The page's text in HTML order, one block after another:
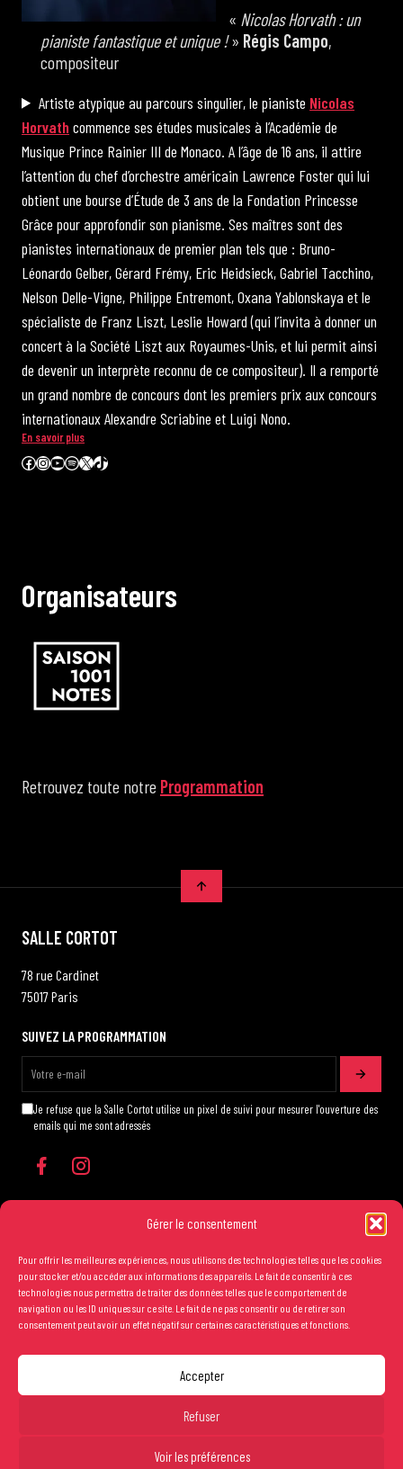
Gérer le consentement
Pour offrir les meilleures expériences, nous utilisons des technologies telles que les cookies
pour stocker et/ou accéder aux informations des appareils. Le fait de consentir à ces
technologies nous permettra de traiter des données telles que le comportement de
navigation ou les ID uniques sur ce site. Le fait de ne pas consentir ou de retirer son
consentement peut avoir un effet négatif sur certaines caractéristiques et fonctions.
Accepter
Refuser
Voir les préférences
« Nicolas Horvath : un
pianiste fantastique et unique !» Régis Campo,
compositeur
Artiste atypique au parcours singulier, le pianiste Nicolas
Horvath commence ses études musicales à l’Académie de
Musique Prince Rainier III de Monaco. A l’âge de 16 ans, il attire
l’attention du chef d’orchestre américain Lawrence Foster qui lui
obtient une bourse d’Étude de 3 ans de la Fondation Princesse
Grâce pour approfondir son pianisme. Ses maîtres sont des
pianistes internationaux de premier plan tels que : Bruno-
Léonardo Gelber, Gérard Frémy, Eric Heidsieck, Gabriel Tacchino,
Nelson Delle-Vigne, Philippe Entremont, Oxana Yablonskaya et le
spécialiste de Franz Liszt, Leslie Howard (qui l’invita à donner un
concert à la Société Liszt aux Royaumes-Unis, et lui permit ainsi
de devenir un interprète reconnu de ce compositeur). Il a remporté
un grand nombre de concours dont les premiers prix aux concours
internationaux Alexandre Scriabine et Luigi Nono.
En savoir plus
Facebook
Instagram
YouTube
Spotify
X TikTok
Organisateurs
Retrouvez toute notre Programmation
SALLE CORTOT
78 rue Cardinet
75017 Paris
SUIVEZ LA PROGRAMMATION
Je refuse que la Salle Cortot utilise un pixel de suivi pour mesurer l'ouverture des
emails qui me sont adressés
Les conditions générales de vente
Mentions légales
Crédits
Copyright Salle Cortot © 2025 - Création studio